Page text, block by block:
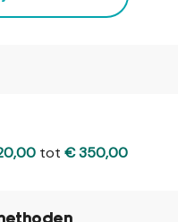
2026
tot € 350,00